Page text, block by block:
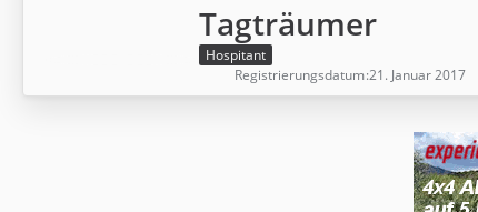
Tagträumer
Hospitant
Registrierungsdatum 21. Januar 2017